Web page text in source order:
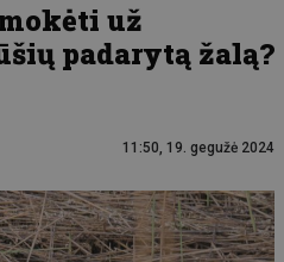
už
padarytą žalą?
11:50, 19. gegužė 2024